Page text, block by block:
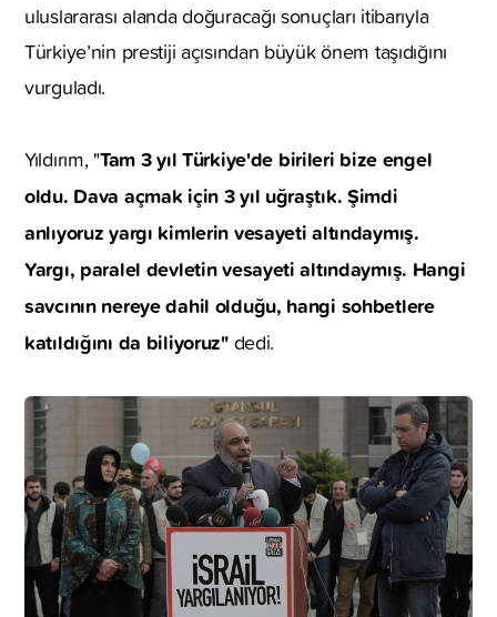
uluslararası alanda doğuracağı sonuçları itibarıyla
Türkiye’nin prestiji açısından büyük önem taşıdığını
vurguladı.
Yıldırım, "Tam 3 yıl Türkiye'de birileri bize engel
oldu. Dava açmak için 3 yıl uğraştık. Şimdi
anlıyoruz yargı kimlerin vesayeti altındaymış.
Yargı, paralel devletin vesayeti altındaymış. Hangi
savcının nereye dahil olduğu, hangi sohbetlere
katıldığını da biliyoruz"dedi.